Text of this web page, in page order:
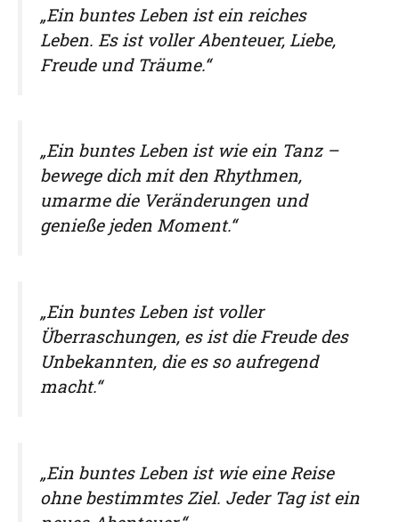
„Ein buntes Leben ist ein reiches
Leben. Es ist voller Abenteuer, Liebe,
Freude und Träume.“
„Ein buntes Leben ist wie ein Tanz –
bewege dich mit den Rhythmen,
umarme die Veränderungen und
genieße jeden Moment.“
„Ein buntes Leben ist voller
Überraschungen, es ist die Freude des
Unbekannten, die es so aufregend
macht.“
„Ein buntes Leben ist wie eine Reise
ohne bestimmtes Ziel. Jeder Tag ist ein